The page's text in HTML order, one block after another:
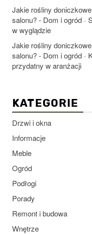
Jakie rośliny
salonu? - Dom i ogród -
w wyglądzie
Jakie rośliny
salonu? - Dom i ogród -
przydatny w aranżacji
KATEGORIE
Drzwi i okna
Informacje
Meble
Ogród
Podłogi
Porady
Remont i budowa
Wnętrze